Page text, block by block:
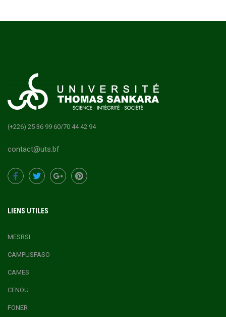
(+226) 25 36 99 60/70 44 42 94
contact@uts.bf
LIENS UTILES
MESRSI
CAMPUSFASO
CAMES
CENOU
FONER